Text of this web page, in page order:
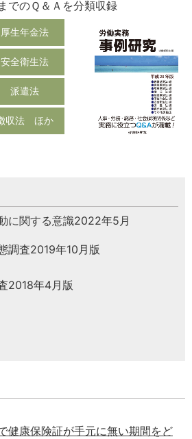
でのＱ＆Ａを分類収録
厚生年金法
安全衛生法
派遣法
収法 ほか
に関する意識2022年5月
調査2019年10月版
2018年4月版
健康保険証が手元に無い期間をど